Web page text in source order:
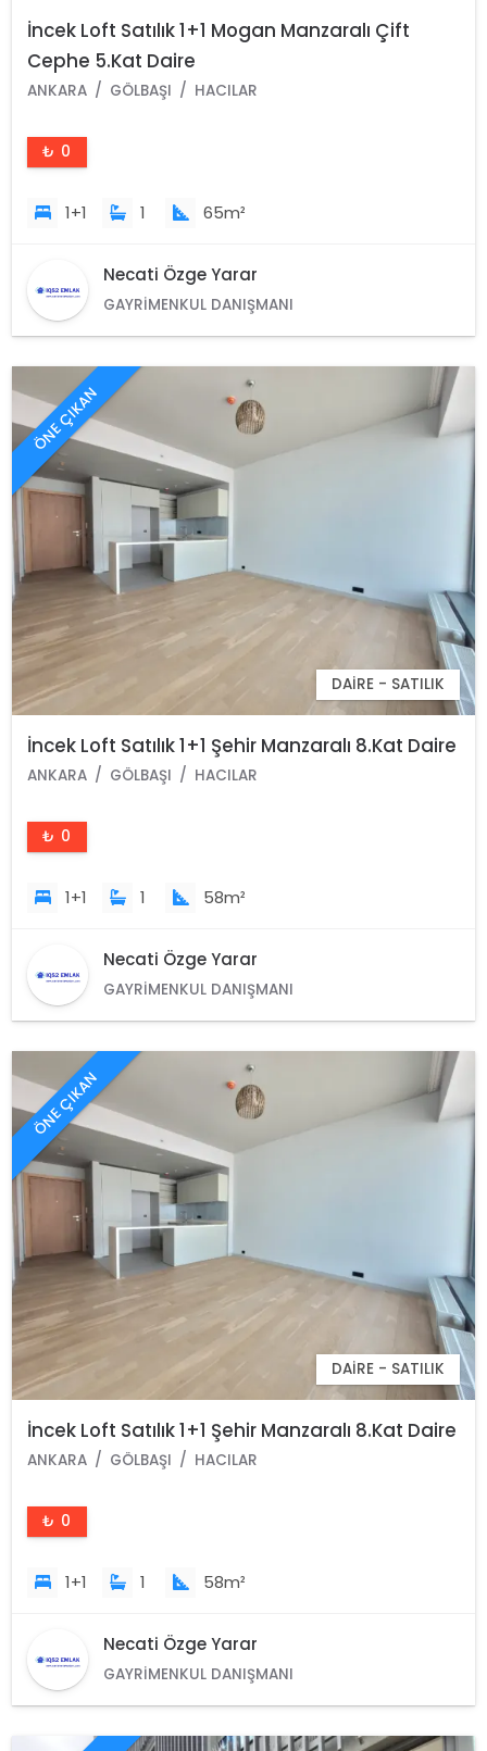
İncek Loft Satılık 1+1 Mogan Manzaralı Çift
Cephe 5.Kat Daire
ANKARA GÖLBAŞI HACILAR
₺ 0
1+1 1 65m²
Necati Özge Yarar
GAYRIMENKUL DANIŞMANI
ÖNE ÇIKAN
DAIRE - SATILIK
İncek Loft Satılık 1+1 Şehir Manzaralı 8.Kat Daire
ANKARA GÖLBAŞI HACILAR
₺ 0
1+1 1 58m²
Necati Özge Yarar
GAYRIMENKUL DANIŞMANI
ÖNE ÇIKAN
DAIRE - SATILIK
İncek Loft Satılık 1+1 Şehir Manzaralı 8.Kat Daire
ANKARA GÖLBAŞI HACILAR
₺ 0
1+1 1 58m²
Necati Özge Yarar
GAYRIMENKUL DANIŞMANI